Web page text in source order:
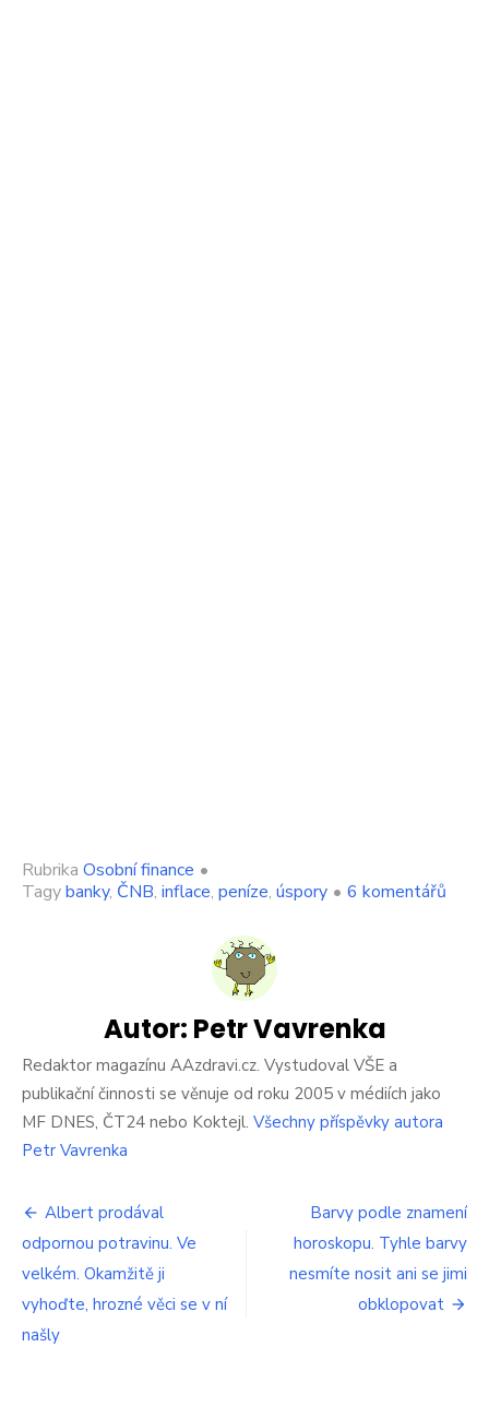
Rubrika Osobní finance •
Tagybanky, ČNB, inflace, peníze, úspory • 6 komentářů
stylu.
Kdo
šetřil,
Autor: Petr Vavrenka
Redaktor magazínu AAzdravi.cz. Vystudoval VŠE a
publikační činnosti se věnuje od roku 2005 v médiích jako
MF DNES, ČT24 nebo Koktejl. Všechny příspěvky autora
Petr Vavrenka
Navigace
pro
příspěvek
Albert prodával
odpornou potravinu. Ve
velkém. Okamžitě ji
vyhoďte, hrozné věci se v ní
našly
Barvy podle znamení
horoskopu. Tyhle barvy
nesmíte nosit ani se jimi
obklopovat